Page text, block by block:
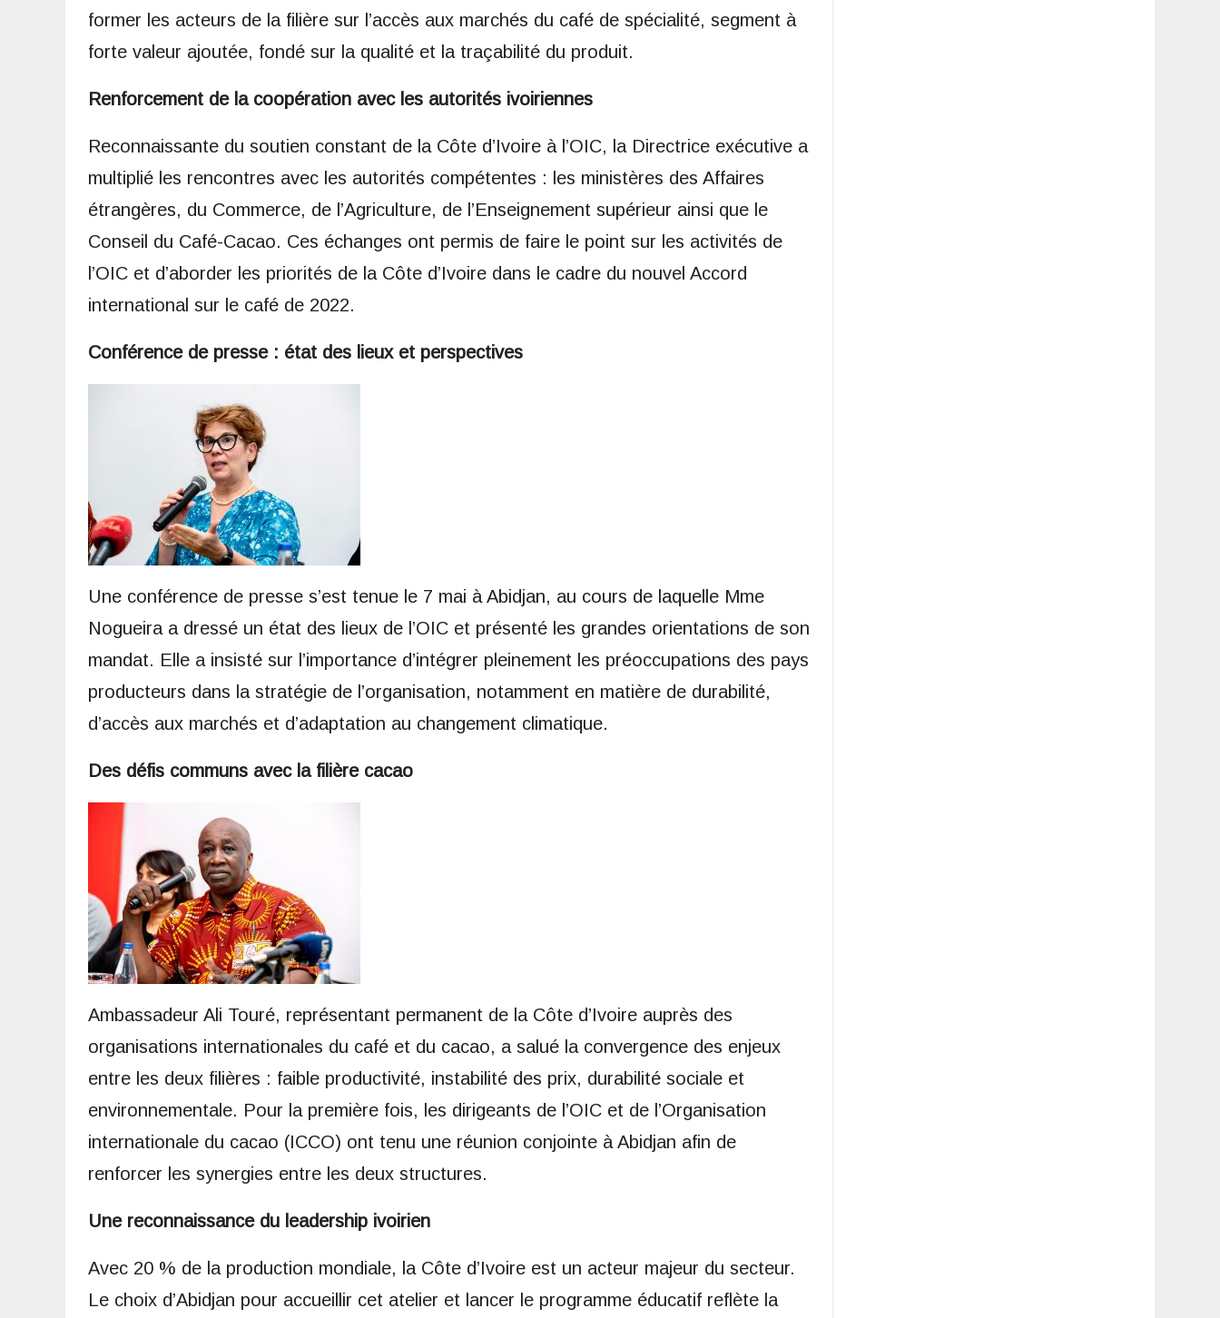
former les acteurs de la filière sur l’accès aux marchés du café de spécialité, segment à
forte valeur ajoutée, fondé sur la qualité et la traçabilité du produit.
Renforcement de la coopération avec les autorités ivoiriennes
Reconnaissante du soutien constant de la Côte d’Ivoire à l’OIC, la Directrice exécutive a
multiplié les rencontres avec les autorités compétentes : les ministères des Affaires
étrangères, du Commerce, de l’Agriculture, de l’Enseignement supérieur ainsi que le
Conseil du Café-Cacao. Ces échanges ont permis de faire le point sur les activités de
l’OIC et d’aborder les priorités de la Côte d’Ivoire dans le cadre du nouvel Accord
international sur le café de 2022.
Conférence de presse : état des lieux et perspectives
Une conférence de presse s’est tenue le 7 mai à Abidjan, au cours de laquelle Mme
Nogueira a dressé un état des lieux de l’OIC et présenté les grandes orientations de son
mandat. Elle a insisté sur l’importance d’intégrer pleinement les préoccupations des pays
producteurs dans la stratégie de l’organisation, notamment en matière de durabilité,
d’accès aux marchés et d’adaptation au changement climatique.
Des défis communs avec la filière cacao
Ambassadeur Ali Touré, représentant permanent de la Côte d’Ivoire auprès des
organisations internationales du café et du cacao, a salué la convergence des enjeux
entre les deux filières : faible productivité, instabilité des prix, durabilité sociale et
environnementale. Pour la première fois, les dirigeants de l’OIC et de l’Organisation
internationale du cacao (ICCO) ont tenu une réunion conjointe à Abidjan afin de
renforcer les synergies entre les deux structures.
Une reconnaissance du leadership ivoirien
Avec 20 % de la production mondiale, la Côte d’Ivoire est un acteur majeur du secteur.
Le choix d’Abidjan pour accueillir cet atelier et lancer le programme éducatif reflète la